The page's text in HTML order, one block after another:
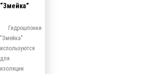
“Змейка”
Гидрошпонки
"Змейка"
используются
для
изоляции